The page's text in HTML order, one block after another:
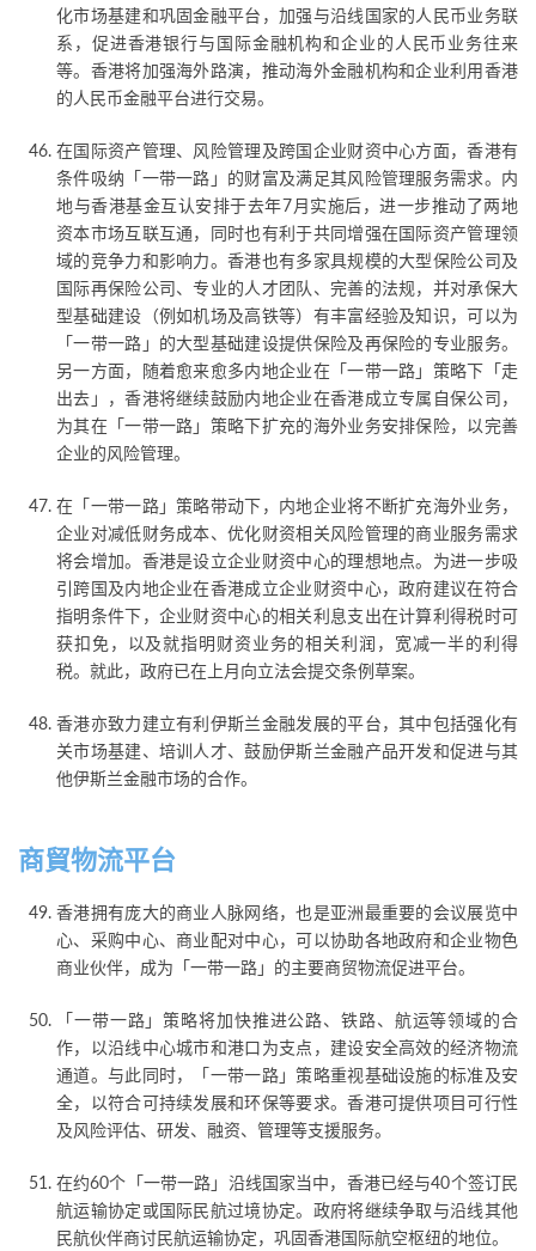
化市场基建和巩固金融平台，加强与沿线国家的人民币业务联
系，促进香港银行与国际金融机构和企业的人民币业务往来
等。香港将加强海外路演，推动海外金融机构和企业利用香港
的人民币金融平台进行交易。
在国际资产管理、风险管理及跨国企业财资中心方面，香港有
条件吸纳「一带一路」的财富及满足其风险管理服务需求。内
地与香港基金互认安排于去年7月实施后，进一步推动了两地
资本市场互联互通，同时也有利于共同增强在国际资产管理领
域的竞争力和影响力。香港也有多家具规模的大型保险公司及
国际再保险公司、专业的人才团队、完善的法规，并对承保大
型基础建设（例如机场及高铁等）有丰富经验及知识，可以为
「一带一路」的大型基础建设提供保险及再保险的专业服务。
另一方面，随着愈来愈多内地企业在「一带一路」策略下「走
出去」，香港将继续鼓励内地企业在香港成立专属自保公司，
为其在「一带一路」策略下扩充的海外业务安排保险，以完善
企业的风险管理。
在「一带一路」策略带动下，内地企业将不断扩充海外业务，
企业对减低财务成本、优化财资相关风险管理的商业服务需求
将会增加。香港是设立企业财资中心的理想地点。为进一步吸
引跨国及内地企业在香港成立企业财资中心，政府建议在符合
指明条件下，企业财资中心的相关利息支出在计算利得税时可
获扣免，以及就指明财资业务的相关利润，宽减一半的利得
税。就此，政府已在上月向立法会提交条例草案。
香港亦致力建立有利伊斯兰金融发展的平台，其中包括强化有
关市场基建、培训人才、鼓励伊斯兰金融产品开发和促进与其
他伊斯兰金融市场的合作。
商貿物流平台
香港拥有庞大的商业人脉网络，也是亚洲最重要的会议展览中
心、采购中心、商业配对中心，可以协助各地政府和企业物色
商业伙伴，成为「一带一路」的主要商贸物流促进平台。
「一带一路」策略将加快推进公路、铁路、航运等领域的合
作，以沿线中心城市和港口为支点，建设安全高效的经济物流
通道。与此同时，「一带一路」策略重视基础设施的标准及安
全，以符合可持续发展和环保等要求。香港可提供项目可行性
及风险评估、研发、融资、管理等支援服务。
在约60个「一带一路」沿线国家当中，香港已经与40个签订民
航运输协定或国际民航过境协定。政府将继续争取与沿线其他
民航伙伴商讨民航运输协定，巩固香港国际航空枢纽的地位。